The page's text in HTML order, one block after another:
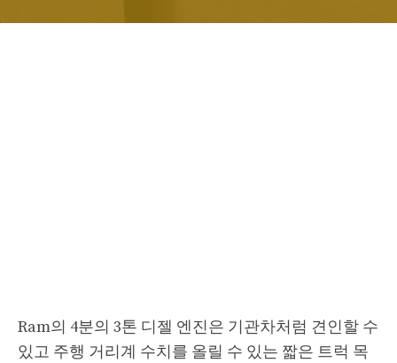
Ram의 4분의 3톤 디젤 엔진은 기관차처럼 견인할 수
있고 주행 거리계 수치를 올릴 수 있는 짧은 트럭 목